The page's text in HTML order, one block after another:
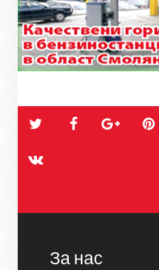
За нас